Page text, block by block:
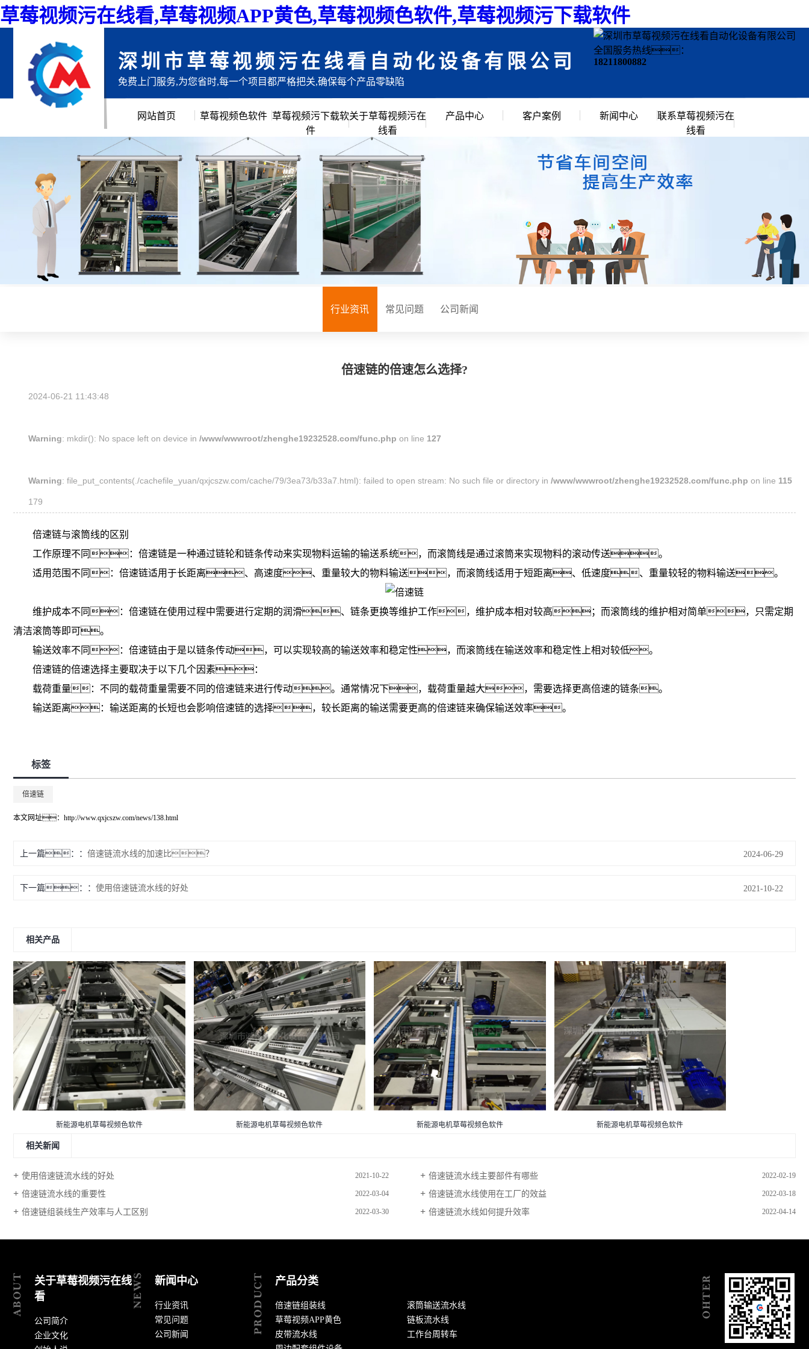
草莓视频污在线看,草莓视频APP黄色,草莓视频色软件,草莓视频污下载软件
深圳市草莓视频污在线看自动化设备有限公司
免费上门服务,为您省时,每一个项目都严格把关,确保每个产品零缺陷
全国服务热线：
18211800882
网站首页 草莓视频色软件 草莓视频污下载软
件
关于草莓视频污在
线看
公司简介
企业文化
创始人说
公司环境
产品中心
倍速链输送线
客户案例 新闻中心
行业资讯
常见问题
公司新闻
联系草莓视频污在
线看
行业资讯 常见问题 公司新闻
倍速链的倍速怎么选择?
2024-06-21 11:43:48
Warning: mkdir(): No space left on device in /www/wwwroot/zhenghe19232528.com/func.php on line 127
Warning: file_put_contents(./cachefile_yuan/qxjcszw.com/cache/79/3ea73/b33a7.html): failed to open stream: No such file or directory in /www/wwwroot/zhenghe19232528.com/func.php on line 115
179
倍速链与滚筒线的区别
工作原理不同： 倍速链是一种通过链轮和链条传动来实现物料运输的输送系统，而滚筒线是通过滚筒来实现物料的滚动传送。
适用范围不同：倍速链适用于长距离、高速度、重量较大的物料输送，而滚筒线适用于短距离、低速度、重量较轻的物料输送。
维护成本不同：倍速链在使用过程中需要进行定期的润滑、链条更换等维护工作，维护成本相对较高；而滚筒线的维护相对简单，只需定期
清洁滚筒等即可。
输送效率不同：倍速链由于是以链条传动，可以实现较高的输送效率和稳定性，而滚筒线在输送效率和稳定性上相对较低。
倍速链的倍速选择主要取决于以下几个因素：
载荷重量：不同的载荷重量需要不同的倍速链来进行传动。通常情况下，载荷重量越大，需要选择更高倍速的链条。
输送距离：输送距离的长短也会影响倍速链的选择，较长距离的输送需要更高的倍速链来确保输送效率。
标签
倍速链
本文网址： http://www.qxjcszw.com/news/138.html
上一篇： 倍速链流水线的加速比？ 2024-06-29
下一篇： 使用倍速链流水线的好处 2021-10-22
相关产品
新能源电机草莓视频色软件 新能源电机草莓视频色软件 新能源电机草莓视频色软件 新能源电机草莓视频色软件
相关新闻
使用倍速链流水线的好处 2021-10-22 倍速链流水线主要部件有哪些 2022-02-19
倍速链流水线的重要性 2022-03-04 倍速链流水线使用在工厂的效益 2022-03-18
倍速链组装线生产效率与人工区别 2022-03-30 倍速链流水线如何提升效率 2022-04-14
关于草莓视频污在线
看
公司简介
企业文化
新闻中心
行业资讯
常见问题
公司新闻
产品分类
倍速链组装线
滚筒输送流水线
草莓视频APP黄色
链板流水线
皮带流水线
工作台周转车